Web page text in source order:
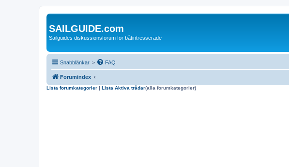
SAILGUIDE.com
Sailguides diskussionsforum för båtintresserade
Snabblänkar > FAQ
Forumindex
Lista forumkategorier | Lista Aktiva trådar(alla forumkategorier)